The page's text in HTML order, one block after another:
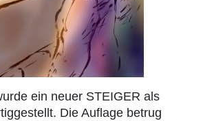
ein neuer STEIGER als
Die Auflage betrug